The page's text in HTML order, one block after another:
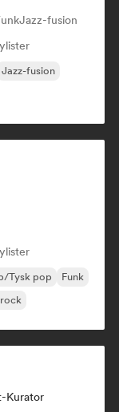
Jazz-fusion
Jazz-fusion
Tysk pop
Funk
Kurator